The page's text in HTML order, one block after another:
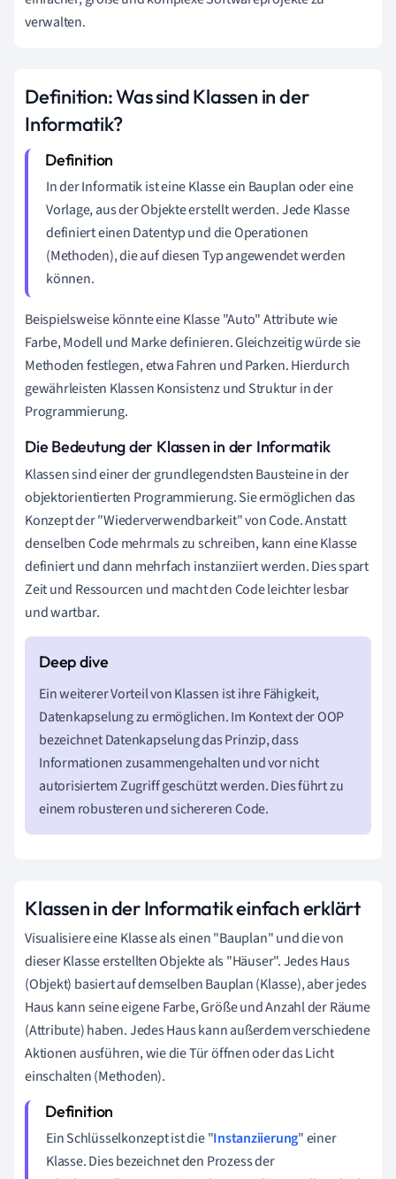
verwalten.
Definition: Was sind Klassen in der
Informatik?
In der Informatik ist eine Klasse ein Bauplan oder eine
Vorlage, aus der Objekte erstellt werden. Jede Klasse
definiert einen Datentyp und die Operationen
(Methoden), die auf diesen Typ angewendet werden
können.
Beispielsweise könnte eine Klasse "Auto" Attribute wie
Farbe, Modell und Marke definieren. Gleichzeitig würde sie
Methoden festlegen, etwa Fahren und Parken. Hierdurch
gewährleisten Klassen Konsistenz und Struktur in der
Programmierung.
Die Bedeutung der Klassen in der Informatik
Klassen sind einer der grundlegendsten Bausteine in der
objektorientierten Programmierung. Sie ermöglichen das
Konzept der "Wiederverwendbarkeit" von Code. Anstatt
denselben Code mehrmals zu schreiben, kann eine Klasse
definiert und dann mehrfach instanziiert werden. Dies spart
Zeit und Ressourcen und macht den Code leichter lesbar
und wartbar.
Ein weiterer Vorteil von Klassen ist ihre Fähigkeit,
Datenkapselung zu ermöglichen. Im Kontext der OOP
bezeichnet Datenkapselung das Prinzip, dass
Informationen zusammengehalten und vor nicht
autorisiertem Zugriff geschützt werden. Dies führt zu
einem robusteren und sichereren Code.
Klassen in der Informatik einfach erklärt
Visualisiere eine Klasse als einen "Bauplan" und die von
dieser Klasse erstellten Objekte als "Häuser". Jedes Haus
(Objekt) basiert auf demselben Bauplan (Klasse), aber jedes
Haus kann seine eigene Farbe, Größe und Anzahl der Räume
(Attribute) haben. Jedes Haus kann außerdem verschiedene
Aktionen ausführen, wie die Tür öffnen oder das Licht
einschalten (Methoden).
Ein Schlüsselkonzept ist die "Instanziierung" einer
Klasse. Dies bezeichnet den Prozess der